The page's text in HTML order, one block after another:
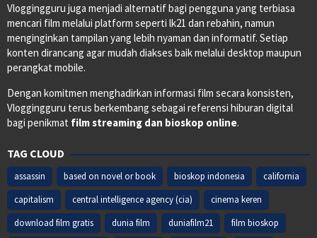
Vloggingguru juga menjadi alternatif bagi pengguna yang terbiasa
mencari film melalui platform seperti lk21 dan rebahin, namun
menginginkan tampilan yang lebih nyaman dan informatif. Setiap
konten dirancang agar mudah diakses baik melalui desktop maupun
perangkat mobile.
Dengan komitmen menghadirkan informasi film secara konsisten,
Vloggingguru terus berkembang sebagai referensi hiburan digital
bagi penikmat film streaming dan bioskop online.
TAG CLOUD
assassin based on novel or book bioskop indonesia
california
capitalism
central intelligence agency (cia)
cinema keren
download film gratis
dunia film duniafilm21 film bioskop